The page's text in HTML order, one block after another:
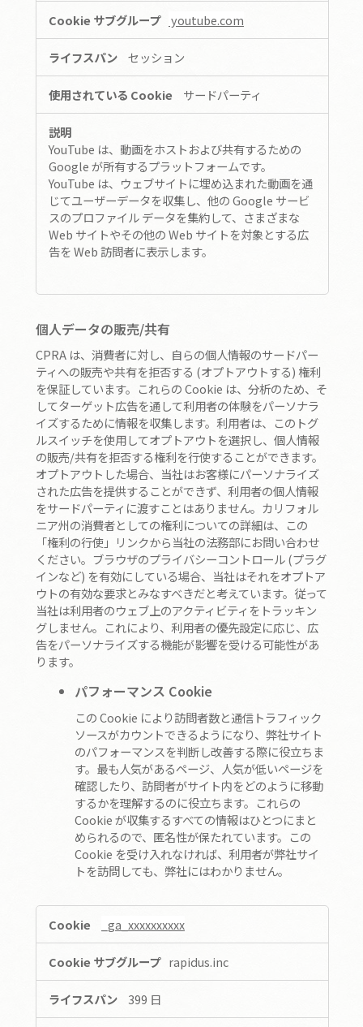
youtube.com
セッション
サードパーティ
YouTube は、動画をホストおよび共有するための
Google が所有するプラットフォームです。
YouTube は、ウェブサイトに埋め込まれた動画を通
じてユーザーデータを収集し、他の Google サービ
スのプロファイル データを集約して、さまざまな
Web サイトやその他の Web サイトを対象とする広
告を Web 訪問者に表示します。
個人データの販売/共有
CPRA は、消費者に対し、自らの個人情報のサードパー
ティへの販売や共有を拒否する (オプトアウトする) 権利
を保証しています。これらの Cookie は、分析のため、そ
してターゲット広告を通して利用者の体験をパーソナラ
イズするために情報を収集します。利用者は、このトグ
ルスイッチを使用してオプトアウトを選択し、個人情報
の販売/共有を拒否する権利を行使することができます。
オプトアウトした場合、当社はお客様にパーソナライズ
された広告を提供することができず、利用者の個人情報
をサードパーティに渡すことはありません。カリフォル
ニア州の消費者としての権利についての詳細は、この
「権利の行使」リンクから当社の法務部にお問い合わせ
ください。ブラウザのプライバシーコントロール (プラグ
インなど) を有効にしている場合、当社はそれをオプトア
ウトの有効な要求とみなすべきだと考えています。従って
当社は利用者のウェブ上のアクティビティをトラッキン
グしません。これにより、利用者の優先設定に応じ、広
告をパーソナライズする機能が影響を受ける可能性があ
ります。
パフォーマンス Cookie
この Cookie により訪問者数と通信トラフィック
ソースがカウントできるようになり、弊社サイト
のパフォーマンスを判断し改善する際に役立ちま
す。最も人気があるページ、人気が低いページを
確認したり、訪問者がサイト内をどのように移動
するかを理解するのに役立ちます。これらの
Cookie が収集するすべての情報はひとつにまと
められるので、匿名性が保たれています。この
Cookie を受け入れなければ、利用者が弊社サイ
トを訪問しても、弊社にはわかりません。
マ
_ga_xxxxxxxxxx
rapidus.inc
399 日